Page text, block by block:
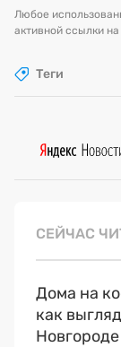
Любое
активной ссылки на
Теги
СЕЙЧАС
Дома на
как